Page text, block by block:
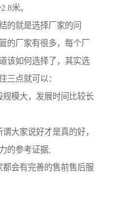
米。
的就是选择厂家的问
的厂家有很多，每个厂
该如何选择了，其实选
三点就可以：
模大，发展时间比较长
大家说好才是真的好，
的参考证据;
会有完善的售前售后服